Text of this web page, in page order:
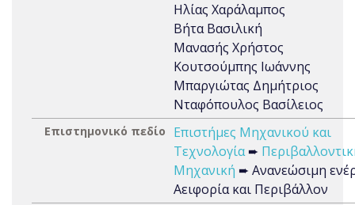
Ηλίας Χαράλαμπος
Βήτα Βασιλική
Μανασής Χρήστος
Κουτσούμπης Ιωάννης
Μπαργιώτας Δημήτριος
Νταφόπουλος Βασίλειος
Επιστημονικό πεδίο
Επιστήμες Μηχανικού και
Τεχνολογία➨
Μηχανική ➨ Ανανεώσιμη
Αειφορία και Περιβάλλον